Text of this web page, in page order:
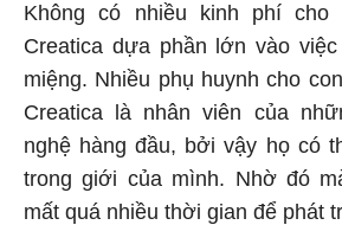
Không có nhiều kinh phí cho
Creatica dựa phần lớn vào
miệng. Nhiều phụ huynh cho
Creatica là nhân viên của
nghệ hàng đầu, bởi vậy họ có
trong giới của mình. Nhờ đó
mất quá nhiều thời gian để phát